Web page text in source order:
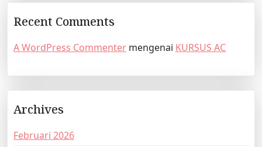
Recent Comments
A WordPress Commenter mengenai KURSUS AC
Archives
Februari 2026